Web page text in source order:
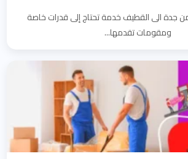
الى القطيف خدمة تحتاج إلى قدرات خاصة
ومقومات تقدمها...